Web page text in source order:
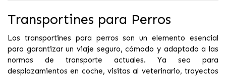
Transportines para Perros
Los transportines para perros son un elemento esencial
para garantizar un viaje seguro, cómodo y adaptado a las
normas de transporte actuales. Ya sea para
desplazamientos en coche, visitas al veterinario, trayectos